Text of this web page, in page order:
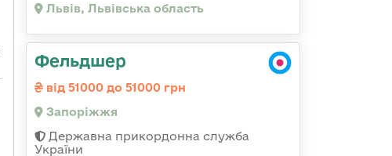
Львів, Львівська область
Фельдшер
від 51000 до 51000 грн
Запоріжжя
Державна прикордонна служба
України